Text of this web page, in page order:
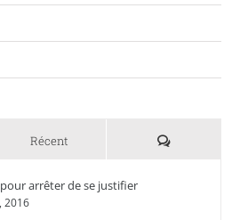
Récent
arrêter de se justifier
2016